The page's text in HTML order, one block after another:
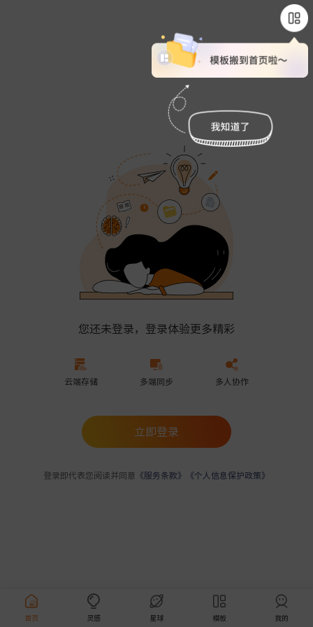
您还未登录，登录体验更多精彩
云端存储 多端同步 多人协作
立即登录
登录即代表您阅读并同意 《服务条款》 《个人信息保护政策》
首页 灵感 星球 模板 我的